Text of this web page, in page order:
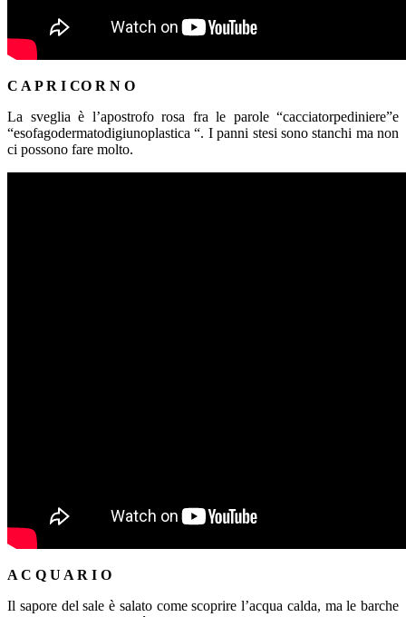
C A P R I CO R N O
La sveglia è l’apostrofo rosa fra le parole “cacciatorpediniere”e
“esofagodermatodigiunoplastica “. I panni stesi sono stanchi ma non
ci possono fare molto.
A C Q U A R I O
Il sapore del sale è salato come scoprire l’acqua calda, ma le barche